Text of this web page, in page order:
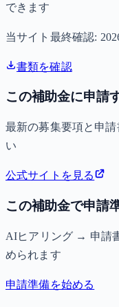
できます
当サイト最終確認:
書類を確認
この補助金に申請
最新の募集要項と申
い
公式サイトを見る
この補助金で申請
AIヒアリング → 申請
められます
申請準備を始める